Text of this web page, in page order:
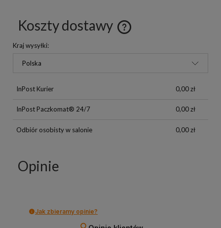
Koszty dostawy
Kraj wysyłki:
InPost Kurier 0,00 zł
InPost Paczkomat® 24/7 0,00 zł
Odbiór osobisty w salonie 0,00 zł
Opinie
Jak zbieramy opinie?